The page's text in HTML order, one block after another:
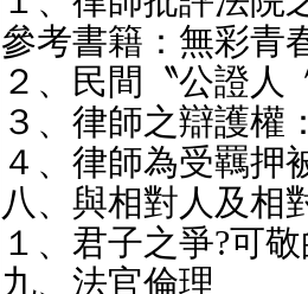
參考書籍：無彩青
２、民間〝公證人
３、律師之辯護權
４、律師為受羈押
八、與相對人及相
１、君子之爭?可
九、法官倫理